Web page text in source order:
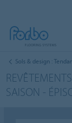
Sols & design :
SAISON -